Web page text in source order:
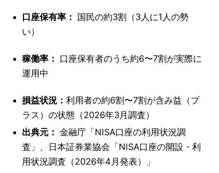
口座保有率：
国民の約3割（3人に1人の勢
い）
稼働率：
口座保有者のうち約6〜7割が実際に
運用中
損益状況： 利用者の約6割〜7割が含み益（プ
ラス）の状態（2026年3月調査）
出典元： 金融庁「NISA口座の利用状況調
査」、日本証券業協会「NISA口座の開設・利
用状況調査（2026年4月発表）」